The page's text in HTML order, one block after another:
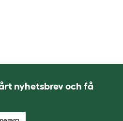
nyhetsbrev och få